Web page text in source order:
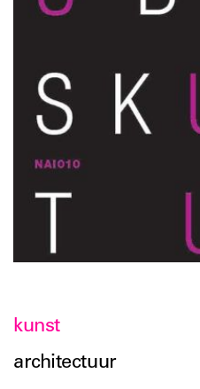
Grundlagen der
passierte. In diesem
Erkenntnisse klar und
kunst
architectuur